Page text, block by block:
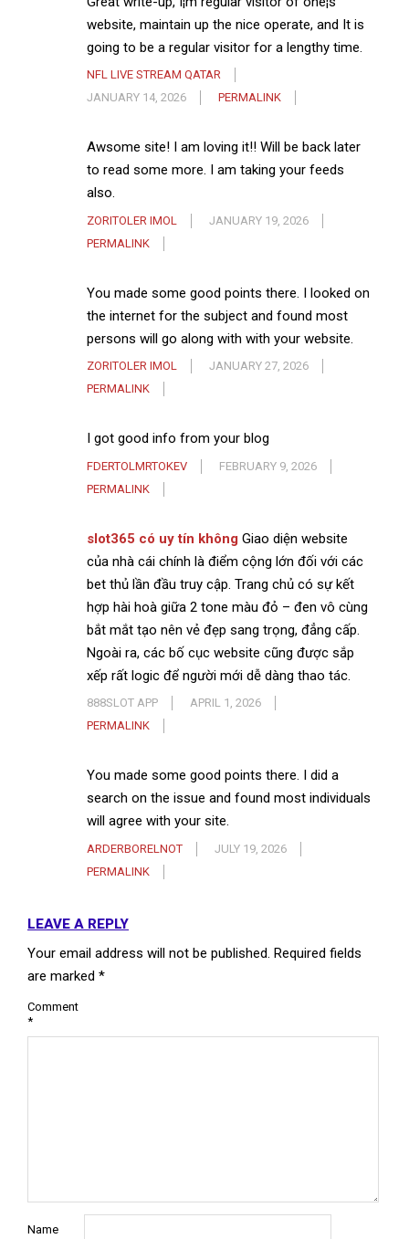
website, maintain up the nice operate, and It is
going to be a regular visitor for a lengthy time.
NFL LIVE STREAM QATAR
JANUARY 14, 2026
PERMALINK
Awsome site! I am loving it!! Will be back later
to read some more. I am taking your feeds
also.
ZORITOLER IMOL
JANUARY 19, 2026
PERMALINK
You made some good points there. I looked on
the internet for the subject and found most
persons will go along with with your website.
ZORITOLER IMOL
JANUARY 27, 2026
PERMALINK
I got good info from your blog
FDERTOLMRTOKEV
FEBRUARY 9, 2026
PERMALINK
slot365 có uy tín không Giao diện website
của nhà cái chính là điểm cộng lớn đối với các
bet thủ lần đầu truy cập. Trang chủ có sự kết
hợp hài hoà giữa 2 tone màu đỏ – đen vô cùng
bắt mắt tạo nên vẻ đẹp sang trọng, đẳng cấp.
Ngoài ra, các bố cục website cũng được sắp
xếp rất logic để người mới dễ dàng thao tác.
888SLOT APP
APRIL 1, 2026
PERMALINK
You made some good points there. I did a
search on the issue and found most individuals
will agree with your site.
ARDERBORELNOT
JULY 19, 2026
PERMALINK
LEAVE A REPLY
Your email address will not be published. Required fields
are marked *
Comment
*
Name